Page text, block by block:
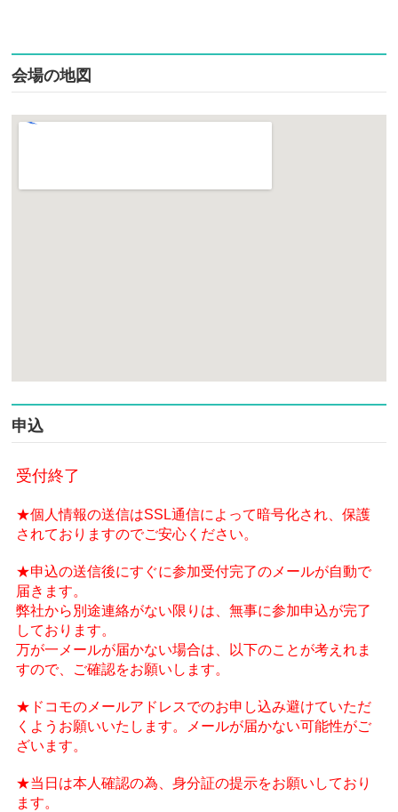
会場の地図
申込
受付終了
★個人情報の送信はSSL通信によって暗号化され、保護
されておりますのでご安心ください。
★申込の送信後にすぐに参加受付完了のメールが自動で
届きます。
弊社から別途連絡がない限りは、無事に参加申込が完了
しております。
万が一メールが届かない場合は、以下のことが考えれま
すので、ご確認をお願いします。
★ドコモのメールアドレスでのお申し込み避けていただ
くようお願いいたします。メールが届かない可能性がご
ざいます。
★当日は本人確認の為、身分証の提示をお願いしており
ます。